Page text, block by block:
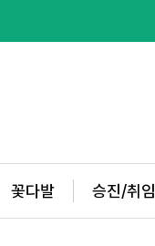
꽃다발 승진/취임